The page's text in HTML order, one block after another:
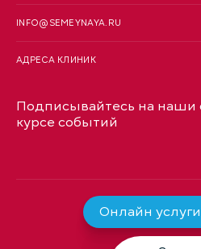
INFO@SEMEYNAYA.RU
АДРЕСА КЛИНИК
Подписывайтесь на наши
курсе событий
Онлайн